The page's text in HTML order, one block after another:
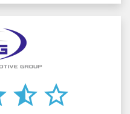
star_half star_border